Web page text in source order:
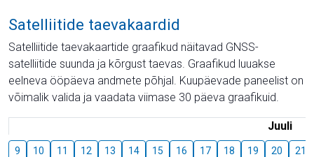
Satelliitide taevakaardid
Satelliitide taevakaartide graafikud näitavad GNSS-
satelliitide suunda ja kõrgust taevas. Graafikud luuakse
eelneva ööpäeva andmete põhjal. Kuupäevade paneelist on
võimalik valida ja vaadata viimase 30 päeva graafikuid.
Juuli
9 10 11 12 13 14 15 16 17 18 19 20 21